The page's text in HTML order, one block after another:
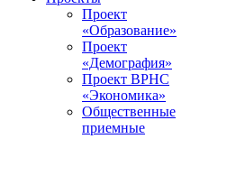
Проект
«Образование»
Проект
«Демография»
Проект ВРНС
«Экономика»
Общественные
приемные